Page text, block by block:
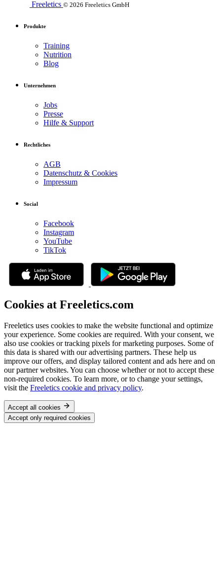
Freeletics © 2026 Freeletics GmbH
Produkte
Training
Nutrition
Blog
Unternehmen
Jobs
Presse
Hilfe & Support
Rechtliches
AGB
Datenschutz & Cookies
Impressum
Social
Facebook
Instagram
YouTube
TikTok
Cookies at Freeletics.com
Freeletics uses cookies to make the website functional and optimize
your experience. Some cookies are required. With your consent, we
also use cookies or tracking pixels for marketing purposes. Some of
this data is shared with our advertising partners. These help us
improve our offers, and display tailored content and ads here and on
our partner websites. You can choose whether or not to accept these
non-required cookies. To learn more, or to change your settings,
visit the Freeletics cookie and privacy policy.
Accept all cookies
Accept only required cookies